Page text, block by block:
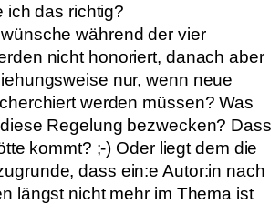
ich das richtig?
während der vier
nicht honoriert, danach aber
nur, wenn neue
werden müssen? Was
Regelung bezwecken? Dass
kommt? ;-) Oder liegt dem die
dass ein:e Autor:in nach
längst nicht mehr im Thema ist